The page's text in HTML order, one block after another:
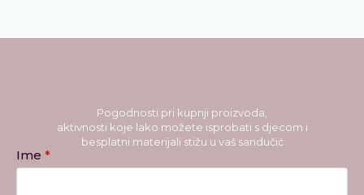
Pogodnosti pri kupnji proizvoda,
aktivnosti koje lako možete isprobati s djecom i
besplatni materijali stižu u vaš sandučić
Ime *